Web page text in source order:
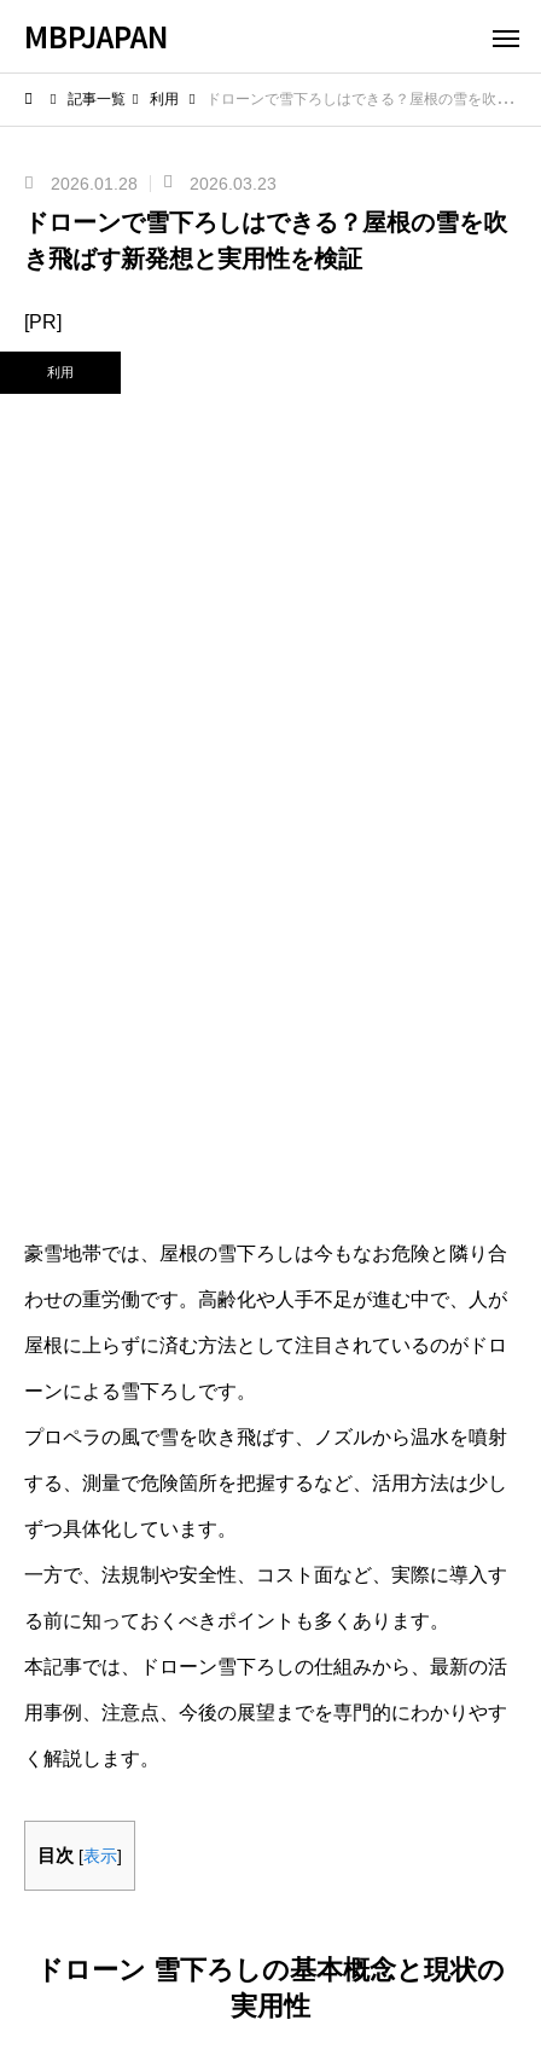
MBPJAPAN
記事一覧 利用 ドローンで雪下ろしはできる？屋根の雪を吹き飛ばす新発想と実用性を検証
2026.01.28 2026.03.23
ドローンで雪下ろしはできる？屋根の雪を吹
き飛ばす新発想と実用性を検証
[PR]
利用
豪雪地帯では、屋根の雪下ろしは今もなお危険と隣り合
わせの重労働です。高齢化や人手不足が進む中で、人が
屋根に上らずに済む方法として注目されているのがドロ
ーンによる雪下ろしです。
プロペラの風で雪を吹き飛ばす、ノズルから温水を噴射
する、測量で危険箇所を把握するなど、活用方法は少し
ずつ具体化しています。
一方で、法規制や安全性、コスト面など、実際に導入す
る前に知っておくべきポイントも多くあります。
本記事では、ドローン雪下ろしの仕組みから、最新の活
用事例、注意点、今後の展望までを専門的にわかりやす
く解説します。
目次 [表示]
ドローン 雪下ろしの基本概念と現状の
実用性